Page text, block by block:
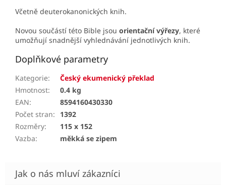
Včetně deuterokanonických knih.
Novou součástí této Bible jsou orientační výřezy, které
umožňují snadnější vyhlednávání jednotlivých knih.
Doplňkové parametry
Kategorie:
Český ekumenický překlad
Hmotnost:
0.4 kg
EAN:
8594160430330
Počet stran:
1392
Rozměry:
115 x 152
Vazba: měkká se zipem